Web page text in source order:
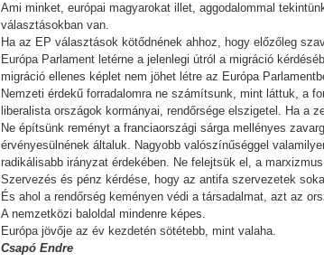
Ami minket, európai magyarokat illet, aggodalommal
választásokban van.
Ha az EP választások kötődnének ahhoz, hogy előzőleg
Európa Parlament letérne a jelenlegi útról a migráció
migráció ellenes képlet nem jöhet létre az Európa
Nemzeti érdekű forradalomra ne számítsunk, mint láttuk, a
liberalista országok kormányai, rendőrsége elszigetel. Ha a
Ne építsünk reményt a franciaországi sárga mellényes
érvényesülnének általuk. Nagyobb valószínűséggel
radikálisabb irányzat érdekében. Ne felejtsük el, a
Szervezés és pénz kérdése, hogy az antifa szervezetek
És ahol a rendőrség keményen védi a társadalmat, azt az
A nemzetközi baloldal mindenre képes.
Európa jövője az év kezdetén sötétebb, mint valaha.
Csapó Endre